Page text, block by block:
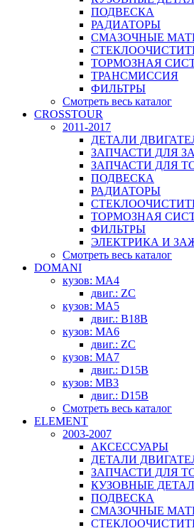
ПОДВЕСКА
РАДИАТОРЫ
СМАЗОЧНЫЕ
ТОРМОЗНАЯ
ТРАНСМИССИЯ
ФИЛЬТРЫ
Смотреть весь каталог
CROSSTOUR
2011-2017
ДЕТАЛИ
ЗАПЧАСТИ ДЛЯ
ЗАПЧАСТИ ДЛЯ
ПОДВЕСКА
РАДИАТОРЫ
ТОРМОЗНАЯ
ФИЛЬТРЫ
ЭЛЕКТРИКА И
Смотреть весь каталог
DOMANI
кузов: MA4
двиг.: ZC
кузов: MA5
двиг.: B18B
кузов: MA6
двиг.: ZC
кузов: MA7
двиг.: D15B
кузов: MB3
двиг.: D15B
Смотреть весь каталог
ELEMENT
2003-2007
АКСЕССУАРЫ
ДЕТАЛИ
ЗАПЧАСТИ ДЛЯ
КУЗОВНЫЕ
ПОДВЕСКА
СМАЗОЧНЫЕ